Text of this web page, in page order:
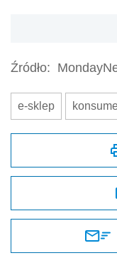
Źródło:
e-sklep